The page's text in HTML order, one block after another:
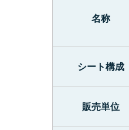
名称
シート構成
販売単位